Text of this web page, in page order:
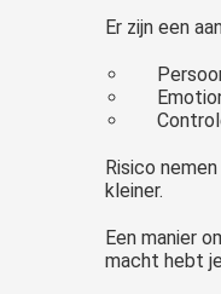
Er zijn een
Risico
kleiner.
Een manier
macht hebt